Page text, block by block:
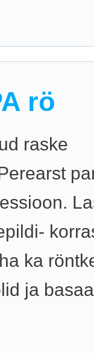
rö
raske
ka
ja